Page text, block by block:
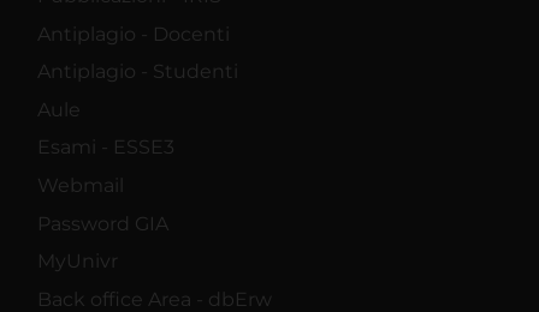
Antiplagio - Docenti
Antiplagio - Studenti
Aule
Esami - ESSE3
Webmail
Password GIA
MyUnivr
Back office Area - dbErw